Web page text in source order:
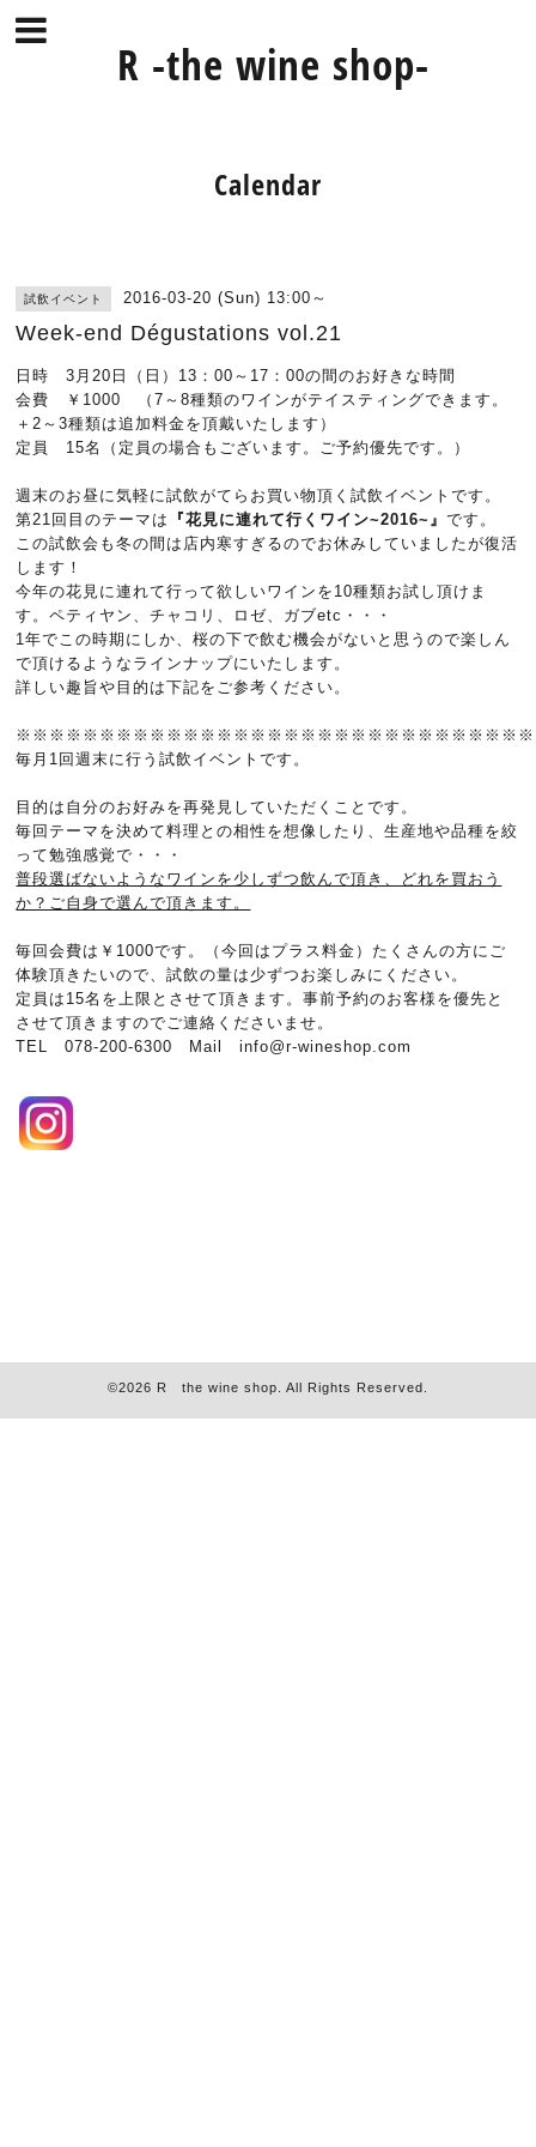
R -the wine shop-
Calendar
試飲イベント 2016-03-20 (Sun) 13:00～
Week-end Dégustations vol.21
日時 3月20日（日）13：00～17：00の間のお好きな時間
会費 ￥1000 （7～8種類のワインがテイスティングできます。
＋2～3種類は追加料金を頂戴いたします）
定員 15名（定員の場合もございます。ご予約優先です。）
週末のお昼に気軽に試飲がてらお買い物頂く試飲イベントです。
第21回目のテーマは
『花見に連れて行くワイン~2016~』です。
この試飲会も冬の間は店内寒すぎるのでお休みしていましたが復活
します！
今年の花見に連れて行って欲しいワインを10種類お試し頂けま
す。ペティヤン、チャコリ、ロゼ、ガブetc・・・
1年でこの時期にしか、桜の下で飲む機会がないと思うので楽しん
で頂けるようなラインナップにいたします。
詳しい趣旨や目的は下記をご参考ください。
毎月1回週末に行う試飲イベントです。
目的は自分のお好みを再発見していただくことです。
毎回テーマを決めて料理との相性を想像したり、生産地や品種を絞
って勉強感覚で・・・
普段選ばないようなワインを少しずつ飲んで頂き、どれを買おう
か？ご自身で選んで頂きます。
毎回会費は￥1000です。（今回はプラス料金）たくさんの方にご
体験頂きたいので、試飲の量は少ずつお楽しみにください。
定員は15名を上限とさせて頂きます。事前予約のお客様を優先と
させて頂きますのでご連絡くださいませ。
TEL 078-200-6300 Mail info@r-wineshop.com
©2026 R the wine shop . All Rights Reserved.